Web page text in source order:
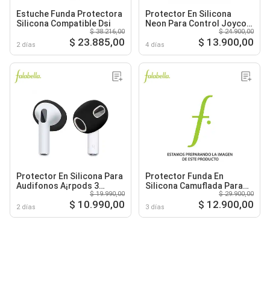
Estuche Funda Protectora
Silicona Compatible Dsi
2 días
$ 38.216,00
$ 23.885,00
Protector En Silicona
Neon Para Control Joycon
4 días
$ 24.900,00
$ 13.900,00
Protector En Silicona Para
Audifonos A¡rpods 3
2 días
$ 19.990,00
$ 10.990,00
Protector Funda En
Silicona Camuflada Para
3 días
$ 29.900,00
$ 12.900,00